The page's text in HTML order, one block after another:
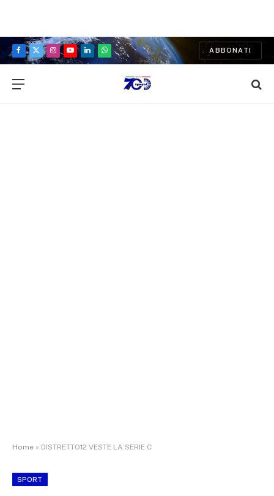
Facebook
X
Instagram
YouTubeLinkedInWhatsApp
ABBONATI
Home » DISTRETTO12 VESTE LA SERIE C
SPORT